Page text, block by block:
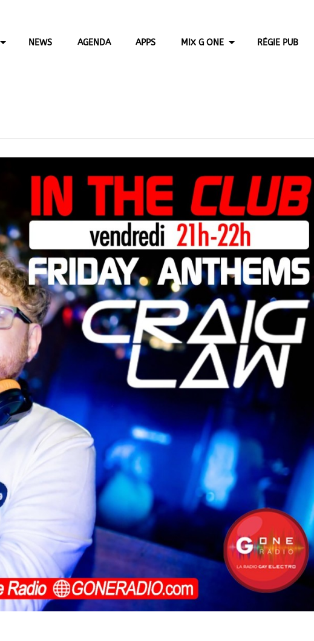
NEWS AGENDA APPS MIX G ONE RÉGIE PUB